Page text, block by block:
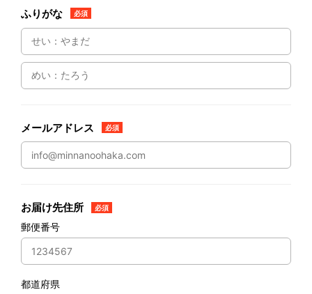
ふりがな 必須
メールアドレス 必須
お届け先住所 必須
郵便番号
都道府県